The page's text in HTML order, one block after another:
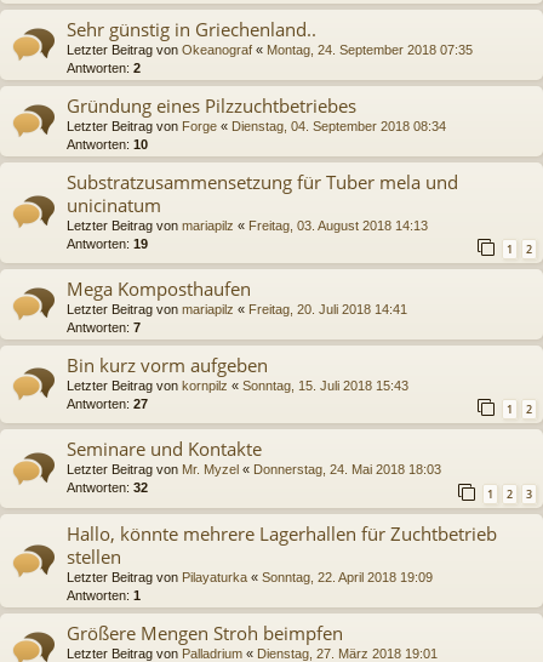
Sehr günstig in Griechenland..
Letzter Beitrag von Okeanograf « Montag, 24. September 2018 07:35
Antworten: 2
Gründung eines Pilzzuchtbetriebes
Letzter Beitrag von Forge « Dienstag, 04. September 2018 08:34
Antworten: 10
Substratzusammensetzung für Tuber mela und
unicinatum
Letzter Beitrag von mariapilz « Freitag, 03. August 2018 14:13
Antworten: 19 1 2
Mega Komposthaufen
Letzter Beitrag von mariapilz « Freitag, 20. Juli 2018 14:41
Antworten: 7
Bin kurz vorm aufgeben
Letzter Beitrag von kornpilz « Sonntag, 15. Juli 2018 15:43
Antworten: 27 1 2
Seminare und Kontakte
Letzter Beitrag von Mr. Myzel « Donnerstag, 24. Mai 2018 18:03
Antworten: 32 1 2 3
Hallo, könnte mehrere Lagerhallen für Zuchtbetrieb
stellen
Letzter Beitrag von Pilayaturka « Sonntag, 22. April 2018 19:09
Antworten: 1
Größere Mengen Stroh beimpfen
Letzter Beitrag von Palladrium « Dienstag, 27. März 2018 19:01